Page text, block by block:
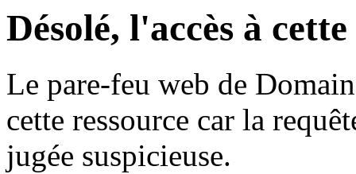
Désolé, l'accès à
Le pare-feu web de
cette ressource car la
jugée suspicieuse.